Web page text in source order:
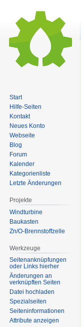
Start
Hilfe-Seiten
Kontakt
Neues Konto
Webseite
Blog
Forum
Kalender
Kategorienliste
Letzte Änderungen
Projekte
Windturbine
Baukasten
Zn/O-Brennstoffzelle
Werkzeuge
Seitenanknüpfungen
oder Links hierher
Änderungen an
verknüpften Seiten
Datei hochladen
Spezialseiten
Seiten­informationen
Attribute anzeigen